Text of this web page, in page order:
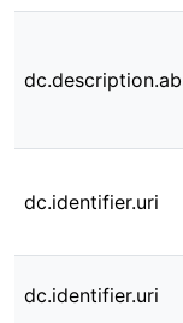
dc.identifier.uri
dc.identifier.uri